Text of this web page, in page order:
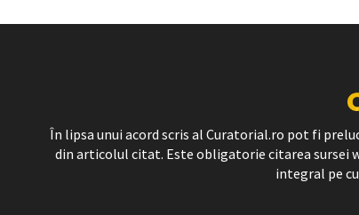
În lipsa unui acord scris al Curatorial.ro pot fi
din articolul citat. Este obligatorie citarea sursei
integral pe